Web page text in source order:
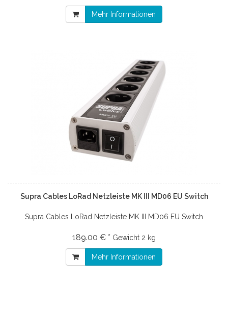
Mehr Informationen
Supra Cables LoRad Netzleiste MK III MD06 EU Switch
Supra Cables LoRad Netzleiste MK III MD06 EU Switch
189.00 € * Gewicht 2 kg
Mehr Informationen